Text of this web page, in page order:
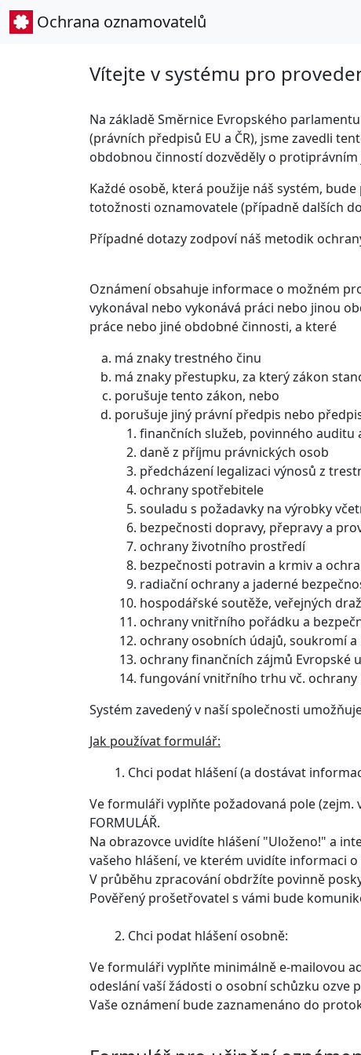
Ochrana oznamovatelů
Vítejte v systému pro
Na základě Směrnice Evropského
(právních předpisů EU a ČR), jsme zavedli
obdobnou činností dozvěděly o
Každé osobě, která použije náš systém,
totožnosti oznamovatele (případně dalších
Případné dotazy zodpoví náš metodik
Oznámení obsahuje informace o možném
vykonával nebo vykonává práci nebo jinou
práce nebo jiné obdobné činnosti, a které
má znaky trestného činu
má znaky přestupku, za který zákon
porušuje tento zákon, nebo
porušuje jiný právní předpis nebo
finančních služeb, povinného
daně z příjmu právnických osob
předcházení legalizaci výnosů z
ochrany spotřebitele
souladu s požadavky na výrobky
bezpečnosti dopravy, přepravy a
ochrany životního prostředí
bezpečnosti potravin a krmiv a
radiační ochrany a jaderné
hospodářské soutěže, veřejných
ochrany vnitřního pořádku a
ochrany osobních údajů, soukromí
ochrany finančních zájmů Evropské
fungování vnitřního trhu vč.
Systém zavedený v naší společnosti
Jak používat formulář:
1. Chci podat hlášení (a dostávat
Ve formuláři vyplňte požadovaná pole (zejm.
FORMULÁŘ.
Na obrazovce uvidíte hlášení "Uloženo!" a
vašeho hlášení, ve kterém uvidíte informaci
V průběhu zpracování obdržíte povinně
Pověřený prošetřovatel s vámi bude
2. Chci podat hlášení osobně:
Ve formuláři vyplňte minimálně e-mailovou
odeslání vaší žádosti o osobní schůzku
Vaše oznámení bude zaznamenáno do